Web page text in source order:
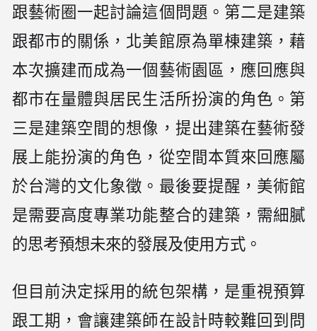
跟藝術圈一起討論這個問題。第二是建築
跟都市的關係，北美館原為單棟建築，藉
本次擴建而成為一個藝術園區，應回應與
都市在量體與居民生活所扮演的角色。第
三是建築空間的想像，提出建築在藝術發
展上能扮演的角色，從空間本質來回應屬
於台灣的文化象徵。最後要提醒，美術館
是需要高度專業功能整合的建築，需細膩
的思考預想未來的發展及使用方式。
但目前決定採用的統包架構，是重視預算
跟工期，會讓建築師在設計時較難回到問